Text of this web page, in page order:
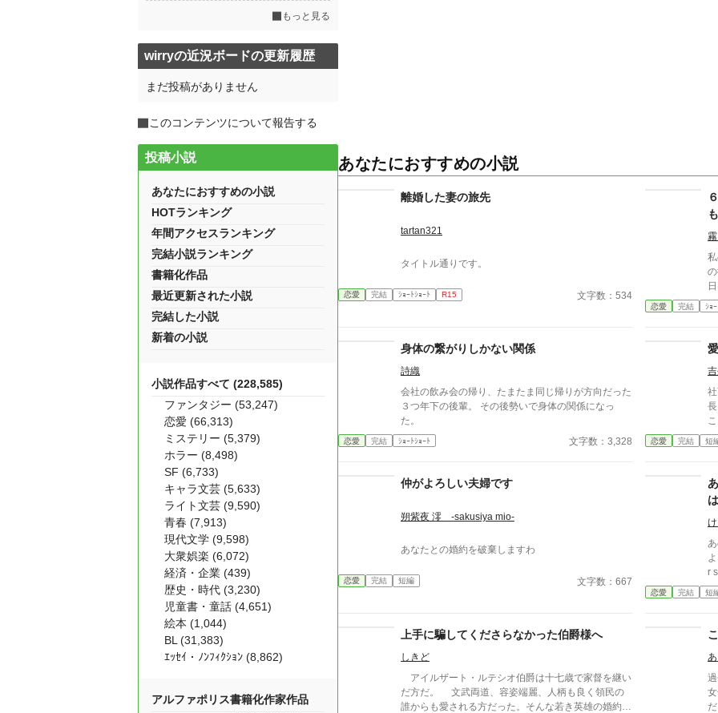
あなたにおすすめの小説
離婚した妻の旅先
tartan321
タイトル通りです。
恋愛 完結 ｼｮｰﾄｼｮｰﾄ R15 文字数：534
当に最後
くれた。
きだ
ら……。
恋愛 完結 ｼｮ
身体の繋がりしかない関係
詩織
会社の飲み会の帰り、たまたま同じ帰りが方向だった
３つ年下の後輩。 その後勢いで身体の関係になっ
た。
恋愛 完結 ｼｮｰﾄｼｮｰﾄ 文字数：3,328
社
長 堤 将暉
こ
でも
罵ら
恋愛 完結 短
仲がよろしい夫婦です
朔紫夜 澪 -sakusiya mio-
あなたとの婚約を破棄しますわ
恋愛 完結 短編 文字数：667
r
恋愛 完結 短
上手に騙してくださらなかった伯爵様へ
しきど
アイルザート・ルテシオ伯爵は十七歳で家督を継い
だ方だ。 文武両道、容姿端麗、人柄も良く領民の
誰からも愛される方だった。そんな若き英雄の婚約者
女
だ
もっと見る
wirryの近況ボードの更新履歴
まだ投稿がありません
このコンテンツについて報告する
投稿小説
あなたにおすすめの小説
HOTランキング
年間アクセスランキング
完結小説ランキング
書籍化作品
最近更新された小説
完結した小説
新着の小説
小説作品すべて (228,585)
ファンタジー (53,247)
恋愛 (66,313)
ミステリー (5,379)
ホラー (8,498)
SF (6,733)
キャラ文芸 (5,633)
ライト文芸 (9,590)
青春 (7,913)
現代文学 (9,598)
大衆娯楽 (6,072)
経済・企業 (439)
歴史・時代 (3,230)
児童書・童話 (4,651)
絵本 (1,044)
BL (31,383)
ｴｯｾｲ・ﾉﾝﾌｨｸｼｮﾝ (8,862)
アルファポリス書籍化作家作品